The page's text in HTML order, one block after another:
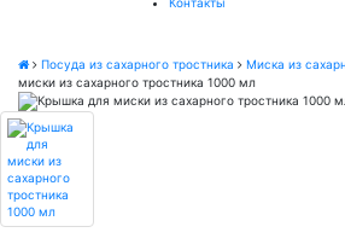
Посуда из сахарного тростника Миска из
миски из сахарного тростника 1000 мл